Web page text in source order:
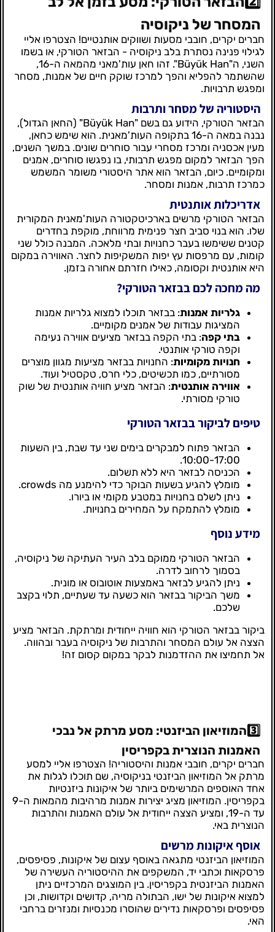
המסחר של ניקוסיה
חברים יקרים, חובבי מסעות ושווקים אותנטיים! הצטרפו אליי
לגילוי פנינה נסתרת בלב ניקוסיה - הבזאר הטורקי, או בשמו
השני, ה"Büyük Han". זהו חאן עות'מאני מהמאה ה-16,
שהשתמר להפליא והפך למרכז שוקק חיים של אמנות, מסחר
ומפגש תרבויות.
היסטוריה של מסחר ותרבות
הבזאר הטורקי, הידוע גם בשם "Büyük Han" (החאן הגדול),
נבנה במאה ה-16 בתקופה העות'מאנית. הוא שימש כחאן,
מעין אכסניה ומרכז מסחרי עבור סוחרים שונים. במשך השנים,
הפך הבזאר למקום מפגש תרבותי, בו נפגשו סוחרים, אמנים
ומקומיים. כיום, הבזאר הוא אתר היסטורי משומר המשמש
כמרכז תרבות, אמנות ומסחר.
אדריכלות אותנטית
הבזאר הטורקי מרשים בארכיטקטורה העות'מאנית המקורית
שלו. הוא בנוי סביב חצר פנימית מרווחת, מוקפת בחדרים
קטנים ששימשו בעבר כחנויות ובתי מלאכה. המבנה כולל שני
קומות, עם מרפסות עץ יפות המשקיפות לחצר. האווירה במקום
היא אותנטית וקסומה, כאילו חזרתם אחורה בזמן.
מה מחכה לכם בבזאר הטורקי?
גלריות אמנות: בבזאר תוכלו למצוא גלריות אמנות
המציגות עבודות של אמנים מקומיים.
בתי קפה: בתי הקפה בבזאר מציעים אווירה נעימה
וקפה טורקי אותנטי.
חנויות מקומיות: החנויות בבזאר מציעות מגוון מוצרים
מסורתיים, כמו תכשיטים, כלי חרס, טקסטיל ועוד.
אווירה אותנטית: הבזאר מציע חוויה אותנטית של שוק
טורקי מסורתי.
טיפים לביקור בבזאר הטורקי
הבזאר פתוח למבקרים בימים שני עד שבת, בין השעות
10:00-17:00.
הכניסה לבזאר היא ללא תשלום.
מומלץ להגיע בשעות הבוקר כדי להימנע מה crowds.
ניתן לשלם בחנויות במטבע מקומי או ביורו.
מומלץ להתמקח על המחירים בחנויות.
מידע נוסף
הבזאר הטורקי ממוקם בלב העיר העתיקה של ניקוסיה,
בסמוך לרחוב לדרה.
ניתן להגיע לבזאר באמצעות אוטובוס או מונית.
משך הביקור בבזאר הוא כשעה עד שעתיים, תלוי בקצב
שלכם.
ביקור בבזאר הטורקי הוא חוויה ייחודית ומרתקת. הבזאר מציע
הצצה אל עולם המסחר והתרבות של ניקוסיה בעבר ובהווה.
אל תחמיצו את ההזדמנות לבקר במקום קסום זה!
3️⃣ המוזיאון הביזנטי: מסע מרתק אל נבכי
האמנות הנוצרית בקפריסין
חברים יקרים, חובבי אמנות והיסטוריה! הצטרפו אליי למסע
מרתק אל המוזיאון הביזנטי בניקוסיה, שם תוכלו לגלות את
אחד האוספים המרשימים ביותר של איקונות ביזנטיות
בקפריסין. המוזיאון מציג יצירות אמנות מרהיבות מהמאות ה-9
עד ה-19, ומציע הצצה ייחודית אל עולם האמנות והתרבות
הנוצרית באי.
אוסף איקונות מרשים
המוזיאון הביזנטי מתגאה באוסף עצום של איקונות, פסיפסים,
פרסקאות וכתבי יד, המשקפים את ההיסטוריה העשירה של
האמנות הביזנטית בקפריסין. בין המוצגים המרכזיים ניתן
למצוא איקונות של ישו, הבתולה מריה, קדושים וקדושות, וכן
פסיפסים ופרסקאות נדירים שהוסרו מכנסיות ומנזרים ברחבי
האי.